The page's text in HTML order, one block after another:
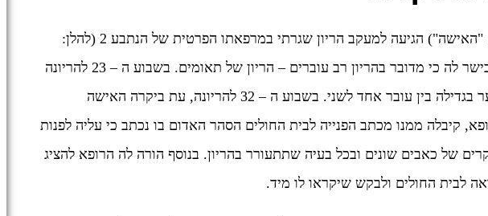
התובעת 2 (להלן: "האישה") הגיעה למעקב הריון שגרתי במרפאתו הפרטית של הנתבע 2 (להלן:
"הרופא"), אשר בישר לה כי מדובר בהריון רב עוברים – הריון של תאומים. בשבוע ה – 23 להריונה
אובחן כי קיים פער בגדילה בין עובר אחד לשני. בשבוע ה – 32 להריונה, עת ביקרה האישה
קיבלה ממנו מכתב הפנייה לבית החולים הסהר האדום בו נכתב כי עליה לפנות
של כאבים שונים ובכל בעיה שתתעורר בהריון. בנוסף הורה לה הרופא להציג
לבית החולים ולבקש שיקראו לו מיד.